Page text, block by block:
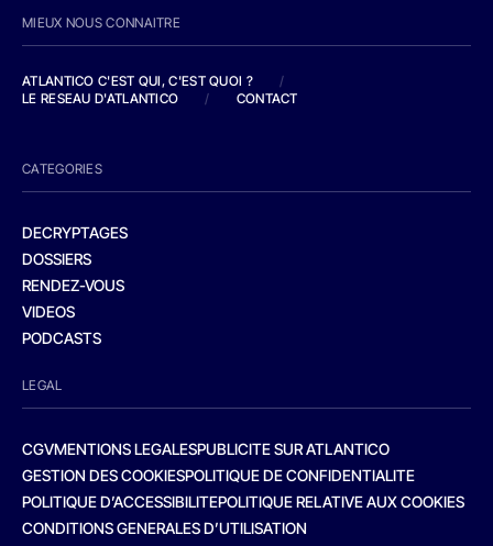
MIEUX NOUS CONNAITRE
ATLANTICO C'EST QUI, C'EST QUOI ?
/
LE RESEAU D'ATLANTICO
/ CONTACT
CATEGORIES
DECRYPTAGES
DOSSIERS
RENDEZ-VOUS
VIDEOS
PODCASTS
LEGAL
CGVMENTIONS LEGALESPUBLICITE SUR ATLANTICO
GESTION DES COOKIESPOLITIQUE DE CONFIDENTIALITE
POLITIQUE D’ACCESSIBILITEPOLITIQUE RELATIVE AUX COOKIES
CONDITIONS GENERALES D’UTILISATION